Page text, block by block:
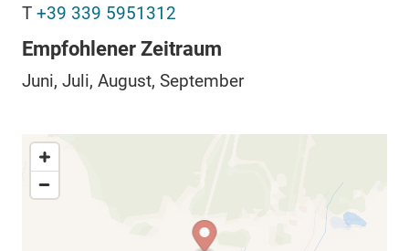
T +39 339 5951312
Empfohlener Zeitraum
Juni, Juli, August, September